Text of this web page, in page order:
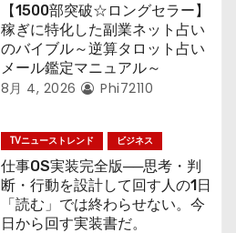
【1500部突破☆ロングセラー】
稼ぎに特化した副業ネット占い
のバイブル～逆算タロット占い
メール鑑定マニュアル～
8月 4, 2026 Phi72110
TVニューストレンド ビジネス
仕事OS実装完全版──思考・判
断・行動を設計して回す人の1日
「読む」では終わらせない。今
日から回す実装書だ。